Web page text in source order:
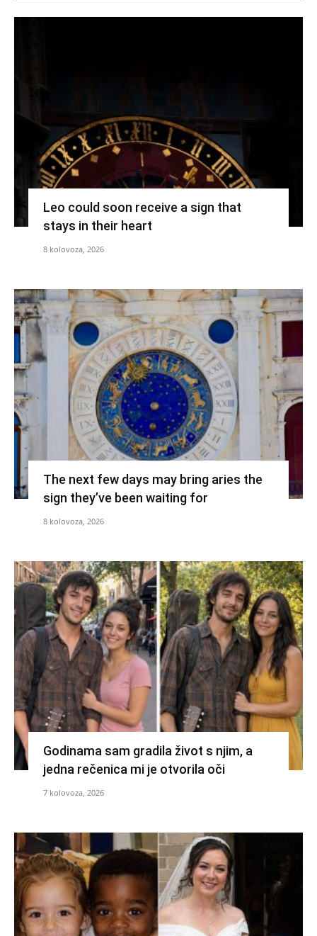
Leo could soon receive a sign that
stays in their heart
8 kolovoza, 2026
The next few days may bring aries the
sign they’ve been waiting for
8 kolovoza, 2026
Godinama sam gradila život s njim, a
jedna rečenica mi je otvorila oči
7 kolovoza, 2026